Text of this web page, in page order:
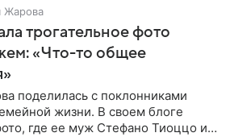
Жарова
трогательное фото
«Что-то общее
поделилась с поклонниками
жизни. В своем блоге
где ее муж Стефано Тиоццо и